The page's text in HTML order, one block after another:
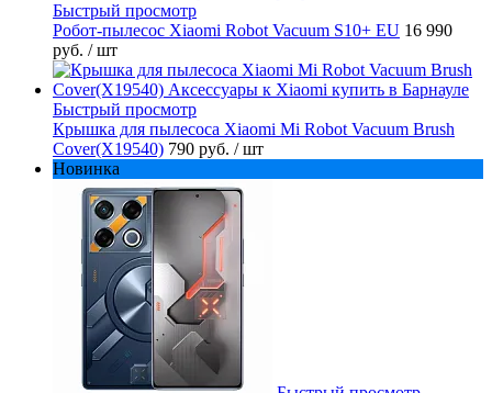
Быстрый просмотр
Робот-пылесос Xiaomi Robot Vacuum S10+ EU 16 990
руб. / шт
Быстрый просмотр
Крышка для пылесоса Xiaomi Mi Robot Vacuum Brush
Cover(X19540) 790 руб. / шт
Новинка